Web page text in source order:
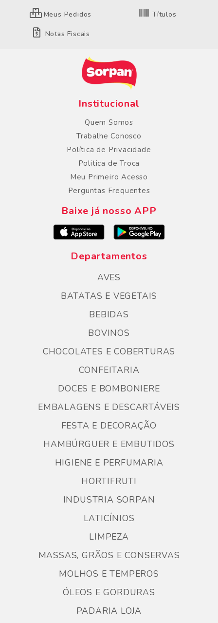
Meus Pedidos Títulos
Notas Fiscais
Institucional
Quem Somos
Trabalhe Conosco
Política de Privacidade
Politica de Troca
Meu Primeiro Acesso
Perguntas Frequentes
Baixe já nosso APP
Departamentos
AVES
BATATAS E VEGETAIS
BEBIDAS
BOVINOS
CHOCOLATES E COBERTURAS
CONFEITARIA
DOCES E BOMBONIERE
EMBALAGENS E DESCARTÁVEIS
FESTA E DECORAÇÃO
HAMBÚRGUER E EMBUTIDOS
HIGIENE E PERFUMARIA
HORTIFRUTI
INDUSTRIA SORPAN
LATICÍNIOS
LIMPEZA
MASSAS, GRÃOS E CONSERVAS
MOLHOS E TEMPEROS
ÓLEOS E GORDURAS
PADARIA LOJA